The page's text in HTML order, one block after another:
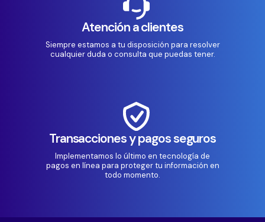
Atención a clientes
Siempre estamos a tu disposición para resolver
cualquier duda o consulta que puedas tener.
Transacciones y pagos seguros
Implementamos lo último en tecnología de
pagos en línea para proteger tu información en
todo momento.